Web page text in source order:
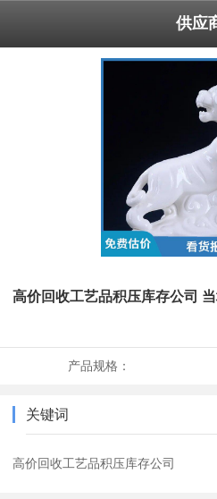
供应
高价回收工艺品积压库存公司
产品规格：
关键词
高价回收工艺品积压库存公司